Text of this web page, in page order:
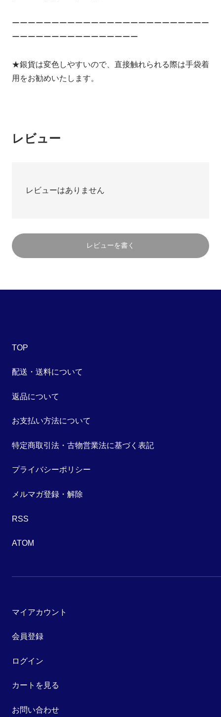
ーーーーーーーーーーーーーーーーーーーーーーーーー
ーーーーーーーーーーーーーーーー
★銀貨は変色しやすいので、直接触れられる際は手袋着
用をお勧めいたします。
レビュー
レビューはありません
レビューを書く
TOP
配送・送料について
返品について
お支払い方法について
特定商取引法・古物営業法に基づく表記
プライバシーポリシー
メルマガ登録・解除
RSS
ATOM
マイアカウント
会員登録
ログイン
カートを見る
お問い合わせ